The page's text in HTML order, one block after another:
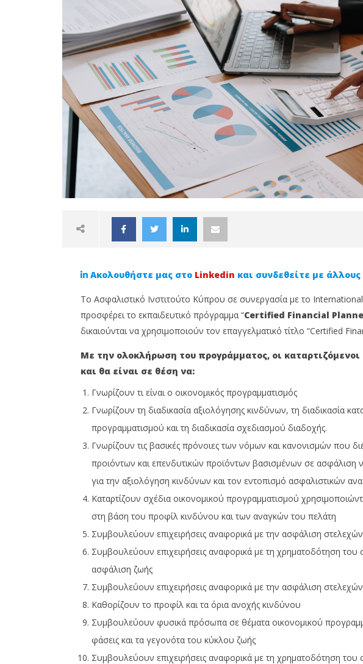
NOW VIEWING
Σύντομα ξεκινάει το
εκπαιδευτικό πρόγραµµα
Certified Financial Planner του
Ασφαλιστικού Ινστιτούτου
29
Ιανουαρίου,
2024
Cyprus
Insurance
Team
Προστάτευσε την
σου πριν κλείσεις
29
Ιανουαρίου,
2024
Cyprus
Insurance
News
Team
Ακολουθήστε μας στο Linkedin και συνδεθείτε με
Το Ασφαλιστικό Ινστιτούτο Κύπρου σε συνεργασία µε το
προσφέρει το εκπαιδευτικό πρόγραµµα “Certified Financial
δικαιούνται να χρησιµοποιούν τον επαγγελµατικό τίτλο “Certified
Με την ολοκλήρωση του προγράµµατος, οι καταρτιζόµενοι
και θα είναι σε θέση να:
Γνωρίζουν τι είναι ο οικονοµικός προγραµµατισµός
Γνωρίζουν τη διαδικασία αξιολόγησης κινδύνων, τη διαδικασία
προγραµµατισµού και τη διαδικασία σχεδιασµού διαδοχής.
Γνωρίζουν τις βασικές πρόνοιες των νόµων και κανονισµών που
προιόντων και επενδυτικών προϊόντων βασισµένων σε ασφάλιση
για την αξιολόγηση κινδύνων και τον εντοπισµό ασφαλιστικών
Καταρτίζουν σχέδια οικονοµικού προγραµµατισµού
στη βάση του προφίλ κινδύνου και των αναγκών του πελάτη
Συµβουλεύουν επιχειρήσεις αναφορικά µε την ασφάλιση
Συµβουλεύουν επιχειρήσεις αναφορικά µε τη χρηµατοδότηση
ασφάλιση ζωής
Συµβουλεύουν επιχειρήσεις αναφορικά µε την ασφάλιση στελεχών
Καθορίζουν το προφίλ και τα όρια ανοχής κινδύνου
Συµβουλεύουν φυσικά πρόσωπα σε θέµατα οικονοµικού
φάσεις και τα γεγονότα του κύκλου ζωής
Συµβουλεύουν επιχειρήσεις αναφορικά µε τη χρηµατοδότηση